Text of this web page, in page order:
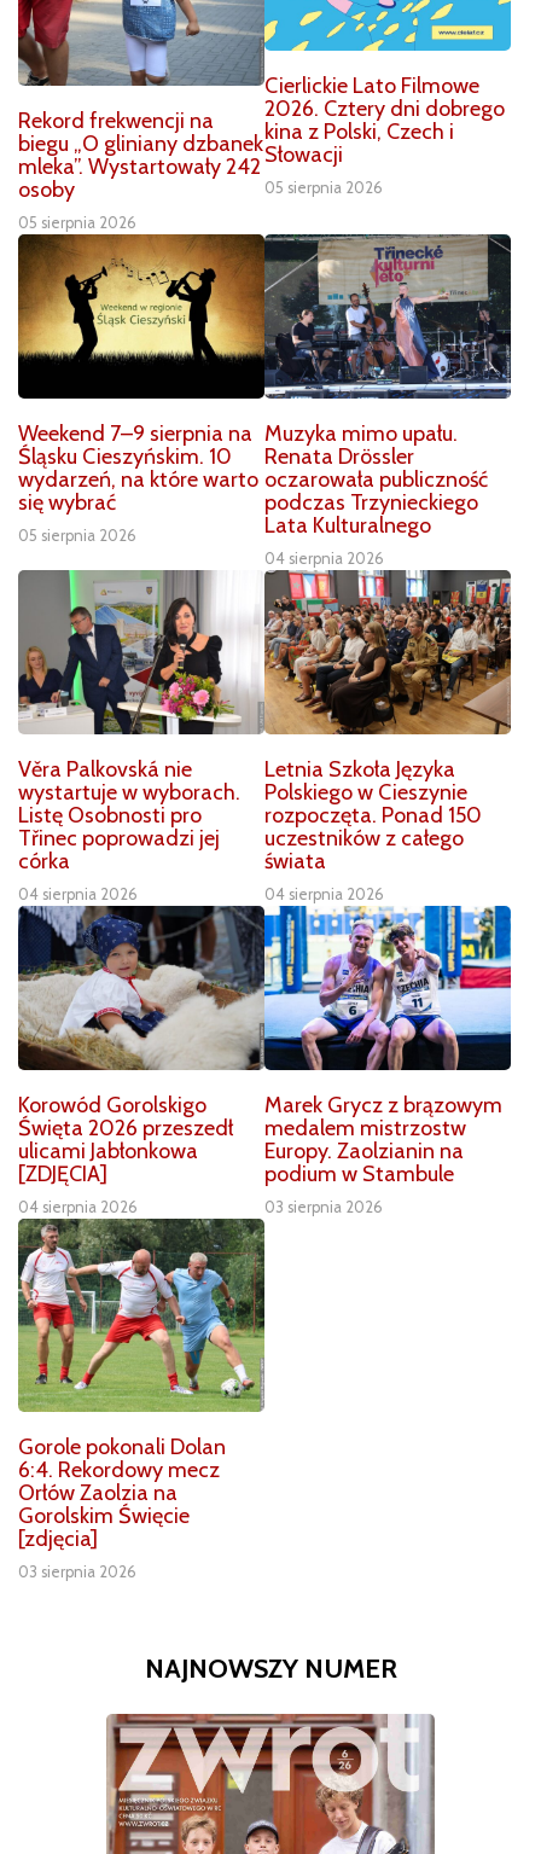
Rekord frekwencji na
biegu „O gliniany dzbanek
mleka”. Wystartowały 242
osoby
05 sierpnia 2026
Cierlickie Lato Filmowe
2026. Cztery dni dobrego
kina z Polski, Czech i
Słowacji
05 sierpnia 2026
Weekend 7–9 sierpnia na
Śląsku Cieszyńskim. 10
wydarzeń, na które warto
się wybrać
05 sierpnia 2026
Muzyka mimo upału.
Renata Drössler
oczarowała publiczność
podczas Trzynieckiego
Lata Kulturalnego
04 sierpnia 2026
Věra Palkovská nie
wystartuje w wyborach.
Listę Osobnosti pro
Třinec poprowadzi jej
córka
04 sierpnia 2026
Letnia Szkoła Języka
Polskiego w Cieszynie
rozpoczęta. Ponad 150
uczestników z całego
świata
04 sierpnia 2026
Korowód Gorolskigo
Święta 2026 przeszedł
ulicami Jabłonkowa
[ZDJĘCIA]
04 sierpnia 2026
Marek Grycz z brązowym
medalem mistrzostw
Europy. Zaolzianin na
podium w Stambule
03 sierpnia 2026
Gorole pokonali Dolan
6:4. Rekordowy mecz
Orłów Zaolzia na
Gorolskim Święcie
[zdjęcia]
03 sierpnia 2026
NAJNOWSZY NUMER